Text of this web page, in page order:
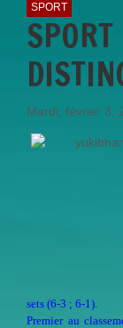
SPORT
Mardi, février 3,
sets (6-3 ; 6-1).
Premier au